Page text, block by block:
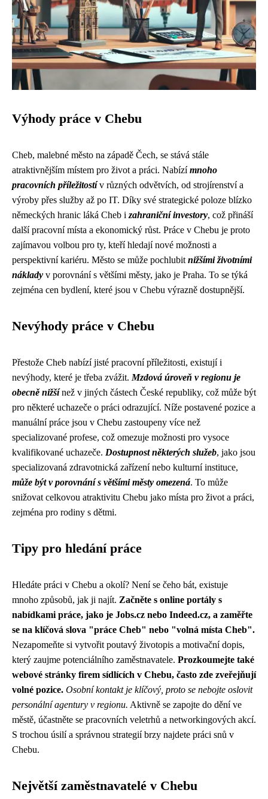
Výhody práce v Chebu
Cheb, malebné město na západě Čech, se stává stále
atraktivnějším místem pro život a práci. Nabízímnoho
pracovních příležitostív různých odvětvích, od strojírenství a
výroby přes služby až po IT. Díky své strategické poloze blízko
německých hranic láká Cheb i zahraniční investory, což přináší
další pracovní místa a ekonomický růst. Práce v Chebu je proto
zajímavou volbou pro ty, kteří hledají nové možnosti a
perspektivní kariéru. Město se může pochlubit nižšími životními
náklady v porovnání s většími městy, jako je Praha. To se týká
zejména cen bydlení, které jsou v Chebu výrazně dostupnější.
Nevýhody práce v Chebu
Přestože Cheb nabízí jisté pracovní příležitosti, existují i
nevýhody, které je třeba zvážit. Mzdová úroveň v regionu je
obecně nižšínež v jiných částech České republiky, což může být
pro některé uchazeče o práci odrazující. Níže postavené pozice a
manuální práce jsou v Chebu zastoupeny více než
specializované profese, což omezuje možnosti pro vysoce
kvalifikované uchazeče. Dostupnost některých služeb, jako jsou
specializovaná zdravotnická zařízení nebo kulturní instituce,
může být v porovnání s většími městy omezená. To může
snižovat celkovou atraktivitu Chebu jako místa pro život a práci,
zejména pro rodiny s dětmi.
Tipy pro hledání práce
Hledáte práci v Chebu a okolí? Není se čeho bát, existuje
mnoho způsobů, jak ji najít. Začněte s online portály s
nabídkami práce, jako je Jobs.cz nebo Indeed.cz, a zaměřte
se na klíčová slova "práce Cheb" nebo "volná místa Cheb".
Nezapomeňte si vytvořit poutavý životopis a motivační dopis,
který zaujme potenciálního zaměstnavatele. Prozkoumejte také
webové stránky firem sídlících v Chebu, často zde zveřejňují
volné pozice. Osobní kontakt je klíčový, proto se nebojte oslovit
personální agentury v regionu. Aktivně se zapojte do dění ve
městě, účastněte se pracovních veletrhů a networkingových akcí.
S trochou úsilí a správnou strategií brzy najdete práci snů v
Chebu.
Největší zaměstnavatelé v Chebu